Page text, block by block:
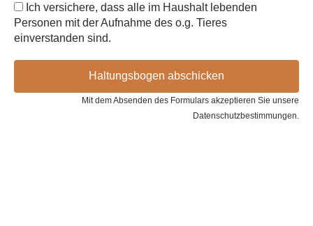
Ich versichere, dass alle im Haushalt lebenden
Personen mit der Aufnahme des o.g. Tieres
einverstanden sind.
Haltungsbogen abschicken
Mit dem Absenden des Formulars akzeptieren Sie unsere
Datenschutzbestimmungen.